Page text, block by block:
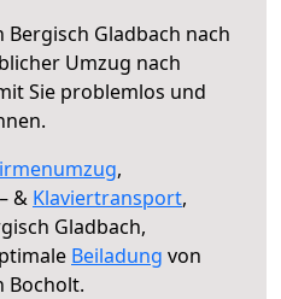
Bergisch Gladbach nach
Umzug nach
Sie problemlos und
,
– & Klaviertransport,
Gladbach,
Beiladung von
Bocholt.